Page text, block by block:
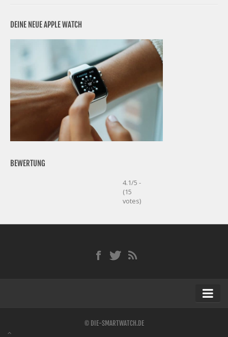
DEINE NEUE APPLE WATCH
BEWERTUNG
4.1/5 -
(15
votes)
© DIE-SMARTWATCH.DE